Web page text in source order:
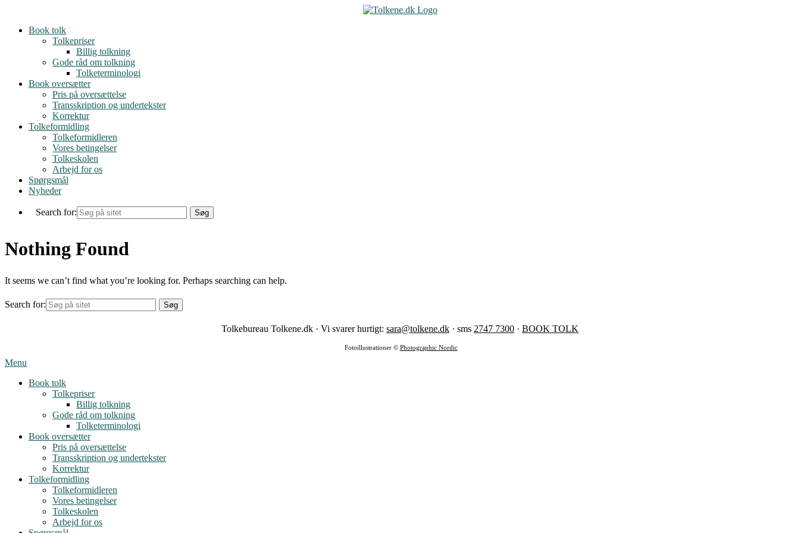
contentBook tolk
Tolkepriser
Billig tolkning
Gode råd om tolkning
Tolketerminologi
Book oversætter
Pris på oversættelse
Transskription og undertekster
Korrektur
Tolkeformidling
Tolkeformidleren
Vores betingelser
Tolkeskolen
Arbejd for os
Spørgsmål
Nyheder
Search for:
Nothing Found
It seems we can’t find what you’re looking for. Perhaps searching can help.
Search for:
Tolkebureau Tolkene.dk · Vi svarer hurtigt: sara@tolkene.dk · sms 2747 7300 · BOOK TOLK
Fotoillustrationer © Photographic Nordic
Menu
Book tolk
Tolkepriser
Billig tolkning
Gode råd om tolkning
Tolketerminologi
Book oversætter
Pris på oversættelse
Transskription og undertekster
Korrektur
Tolkeformidling
Tolkeformidleren
Vores betingelser
Tolkeskolen
Arbejd for os